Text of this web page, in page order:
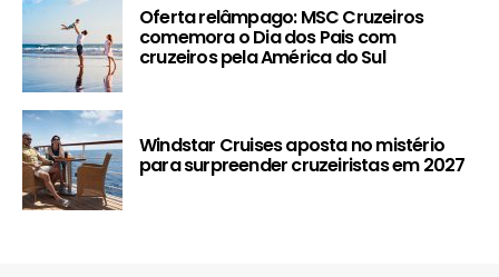
Oferta relâmpago: MSC Cruzeiros
comemora o Dia dos Pais com
cruzeiros pela América do Sul
Windstar Cruises aposta no mistério
para surpreender cruzeiristas em 2027